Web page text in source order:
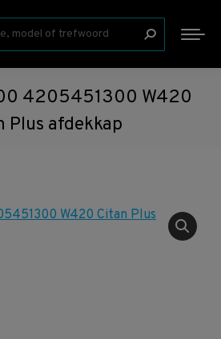
4205451300 W420
Plus afdekkap